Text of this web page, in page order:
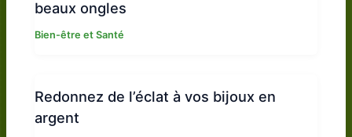
beaux ongles
Bien-être et Santé
Redonnez de l’éclat à vos bijoux en
argent